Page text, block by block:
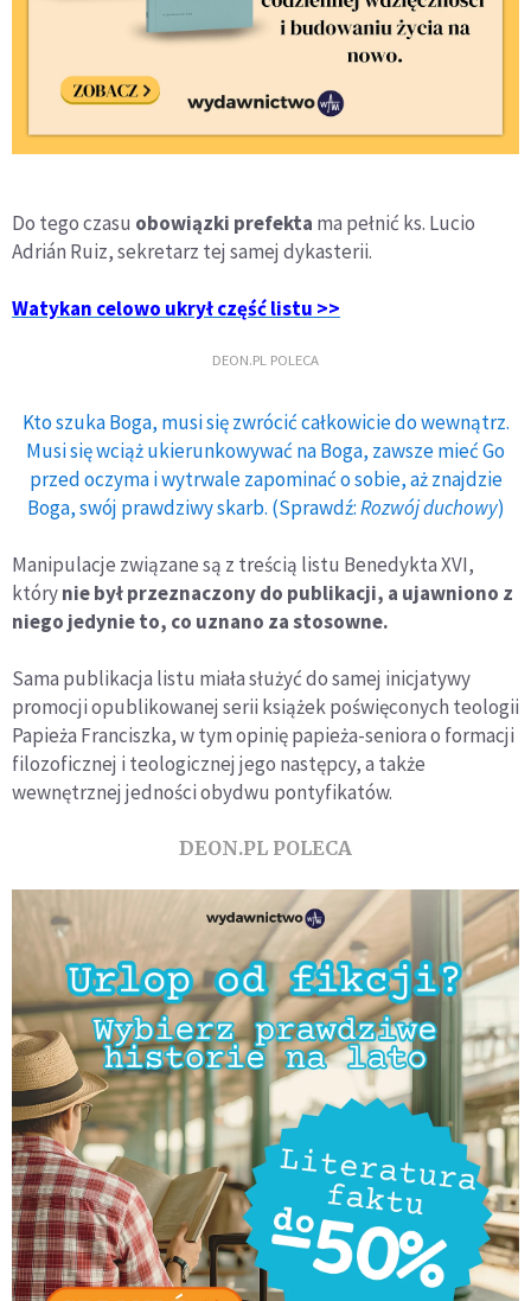
Do tego czasu obowiązki prefekta ma pełnić ks. Lucio
Adrián Ruiz, sekretarz tej samej dykasterii.
Watykan celowo ukrył część listu >>
DEON.PL POLECA
Kto szuka Boga, musi się zwrócić całkowicie do wewnątrz.
Musi się wciąż ukierunkowywać na Boga, zawsze mieć Go
przed oczyma i wytrwale zapominać o sobie, aż znajdzie
Boga, swój prawdziwy skarb. (Sprawdź:Rozwój duchowy)
Manipulacje związane są z treścią listu Benedykta XVI,
którynie był przeznaczony do publikacji, a ujawniono z
niego jedynie to, co uznano za stosowne.
Sama publikacja listu miała służyć do samej inicjatywy
promocji opublikowanej serii książek poświęconych teologii
Papieża Franciszka, w tym opinię papieża-seniora o formacji
filozoficznej i teologicznej jego następcy, a także
wewnętrznej jedności obydwu pontyfikatów.
DEON.PL POLECA